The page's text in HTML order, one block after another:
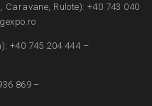
Rulote): +40 743 040
+40 745 204 444 –
869 –